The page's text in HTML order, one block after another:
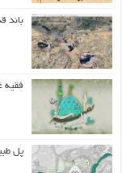
باند
فقیه
پل